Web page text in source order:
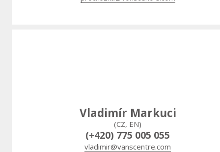
Vladimír Markuci
(CZ, EN)
(+420) 775 005 055
vladimir@vanscentre.com